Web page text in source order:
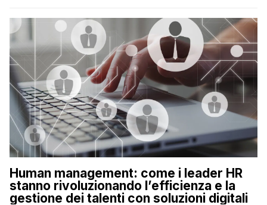
operazioni, bensì comporta […]
Human management: come i leader HR
stanno rivoluzionando l’efficienza e la
gestione dei talenti con soluzioni digitali